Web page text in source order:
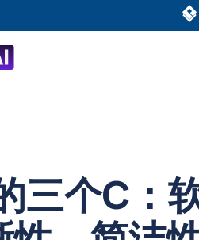
三个C：